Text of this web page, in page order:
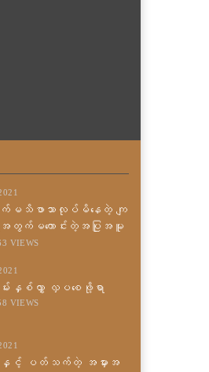
မသိဖာသာလုပ်မိနေတဲ့ ကျ
ေးအတွက်မကောင်းတဲ့အပြုအမူ
VIEWS
နှစ်လွှာ လှပစေဖို့ရာ
VIEWS
င့် ပတ်သက်တဲ့ အမှားအ